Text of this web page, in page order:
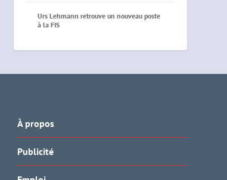
Urs Lehmann retrouve un nouveau poste
à la FIS
À propos
Publicité